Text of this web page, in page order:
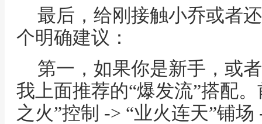
最后，给刚接触小乔或者
个明确建议：
第一，如果你是新手，或
我上面推荐的“爆发流”搭配
之火”控制 -> “业火连天”铺